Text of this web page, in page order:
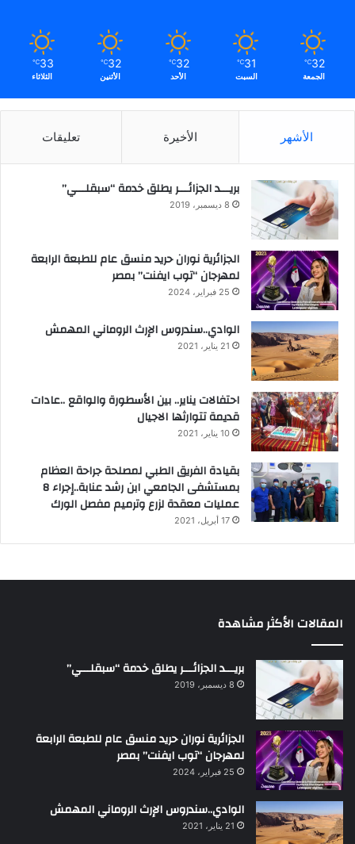
32
℃
الجمعة
31
℃
السبت
32
℃
الأحد
32
℃
الأثنين
33
℃
الثلاثاء
الأشهر الأخيرة تعليقات
بريـــد الجزائـــر يطلق خدمة “سبقلـــي”
8 ديسمبر، 2019
الجزائرية نوران حريد منسق عام للطبعة الرابعة
لمهرجان “توب ايفنت” بمصر
25 فبراير، 2024
الوادي..سندروس الإرث الروماني المهمش
21 يناير، 2021
احتفالات يناير.. بين الأسطورة والواقع ..عادات
قديمة تتوارثها الاجيال
10 يناير، 2021
بقيادة الفريق الطبي لمصلحة جراحة العظام
بمستشفى الجامعي ابن رشد عنابة..إجراء 8
عمليات معقدة لزرع وترميم مفصل الورك
17 أبريل، 2021
المقالات الأكثر مشاهدة
بريـــد الجزائـــر يطلق خدمة “سبقلـــي”
8 ديسمبر، 2019
الجزائرية نوران حريد منسق عام للطبعة الرابعة
لمهرجان “توب ايفنت” بمصر
25 فبراير، 2024
الوادي..سندروس الإرث الروماني المهمش
21 يناير، 2021